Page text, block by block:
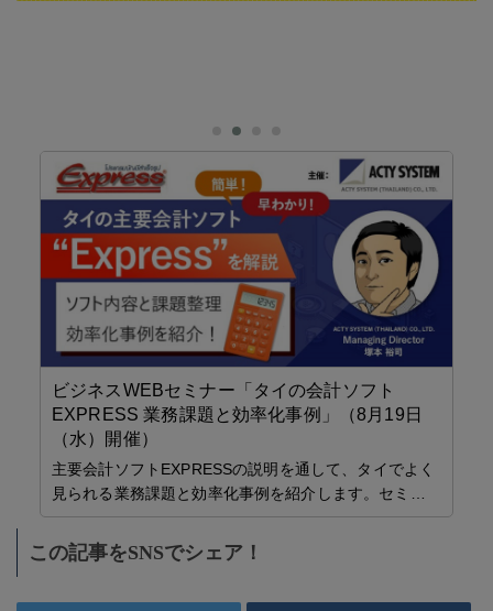
ジネスWEBセミナー「タイの会計ソフト
業務課題と効率化事例」（8月19日
水）開催）
要会計ソフトEXPRESSの説明を通して、タイでよく
られる業務課題と効率化事例を紹介します。セミ…
「
スマホで収
化などによ
…
この記事をSNSでシェア！